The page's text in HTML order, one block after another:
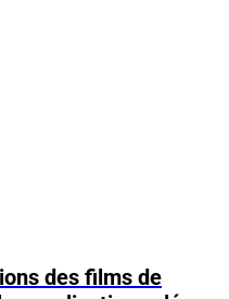
des films de